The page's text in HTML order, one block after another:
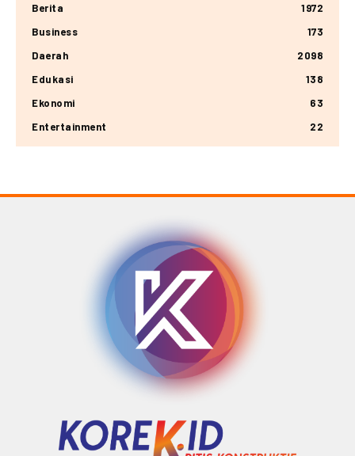
Berita
1972
Business
173
Daerah
2098
Edukasi
138
Ekonomi
63
Entertainment
22